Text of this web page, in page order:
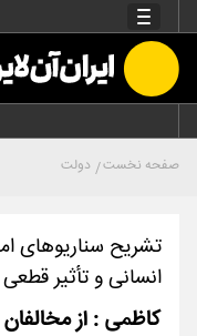
صفحه نخست دولت
تشریح سناریوهای
انسانی و تأثیر
کاظمی : از مخالفان